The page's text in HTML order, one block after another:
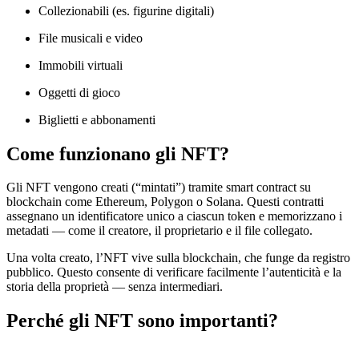
Collezionabili (es. figurine digitali)
File musicali e video
Immobili virtuali
Oggetti di gioco
Biglietti e abbonamenti
Come funzionano gli NFT?
Gli NFT vengono creati (“mintati”) tramite smart contract su
blockchain come Ethereum, Polygon o Solana. Questi contratti
assegnano un identificatore unico a ciascun token e memorizzano i
metadati — come il creatore, il proprietario e il file collegato.
Una volta creato, l’NFT vive sulla blockchain, che funge da registro
pubblico. Questo consente di verificare facilmente l’autenticità e la
storia della proprietà — senza intermediari.
Perché gli NFT sono importanti?